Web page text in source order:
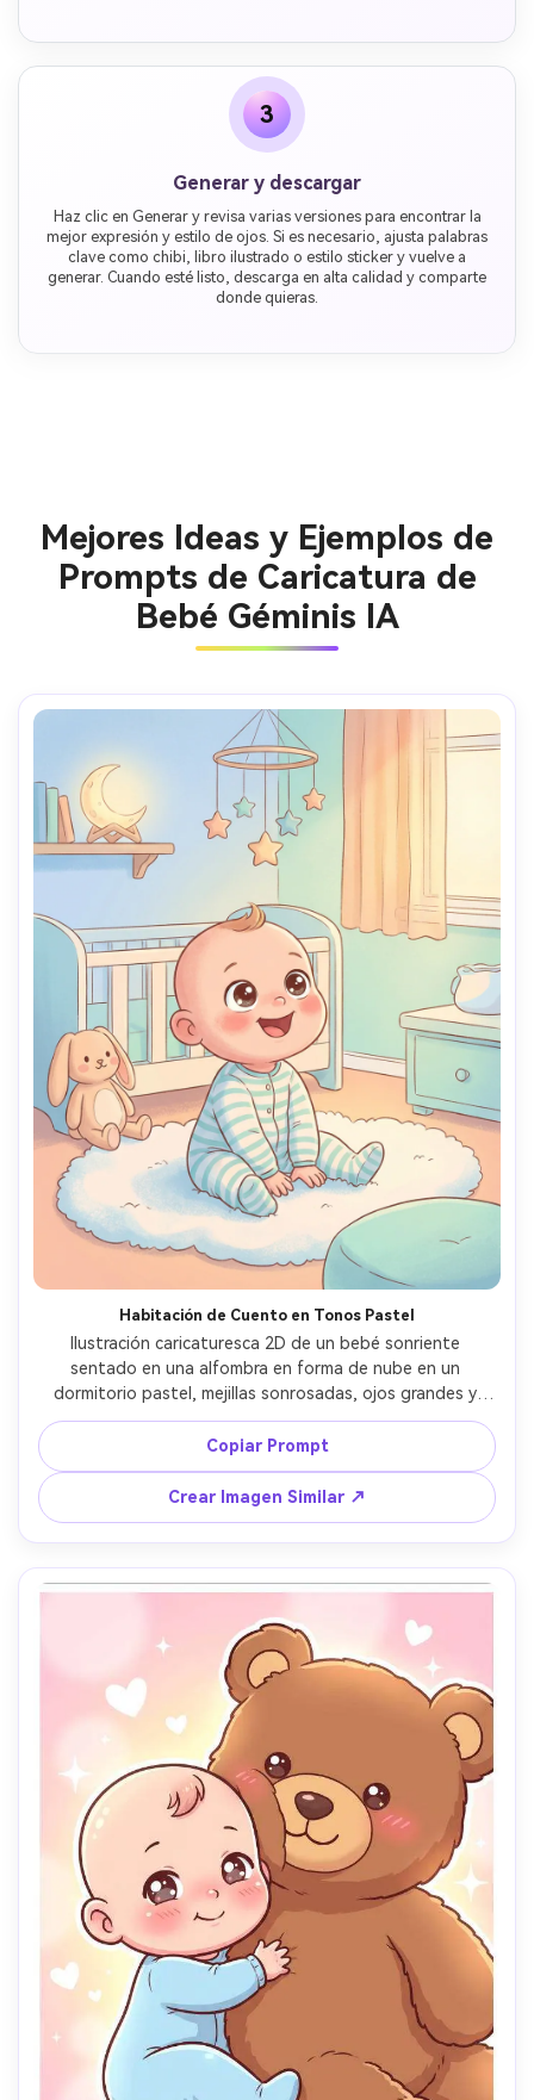
3
Generar y descargar
Haz clic en Generar y revisa varias versiones para encontrar la
mejor expresión y estilo de ojos. Si es necesario, ajusta palabras
clave como chibi, libro ilustrado o estilo sticker y vuelve a
generar. Cuando esté listo, descarga en alta calidad y comparte
donde quieras.
Mejores Ideas y Ejemplos de
Prompts de Caricatura de
Bebé Géminis IA
Habitación de Cuento en Tonos Pastel
Ilustración caricaturesca 2D de un bebé sonriente
sentado en una alfombra en forma de nube en un
dormitorio pastel, mejillas sonrosadas, ojos grandes y
brillantes, degradados suaves, líneas delicadas,
accesorios acogedores como un conejo de peluche y un
móvil de estrellas, iluminación cálida de dormir, ambiente
tierno y saludable, muy detallado, estilo profesional de
libro infantil, iluminación cinematográfica suave --ar 4:5
Copiar Prompt
Crear Imagen Similar ↗